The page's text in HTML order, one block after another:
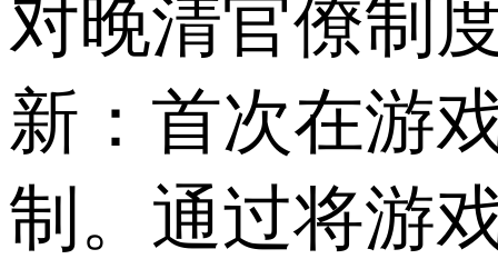
对晚清官僚制
新：首次在游
制。通过将游